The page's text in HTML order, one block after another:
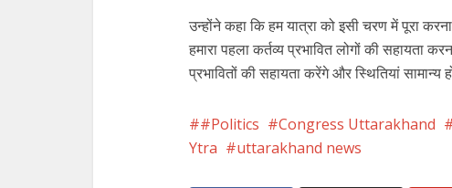
उन्होंने कहा कि हम यात्रा को इसी चरण में पूरा
हमारा पहला कर्तव्य प्रभावित लोगों की सहायता
प्रभावितों की सहायता करेंगे और स्थितियां
#Politics Congress Uttarakhand
Ytra
uttarakhand news